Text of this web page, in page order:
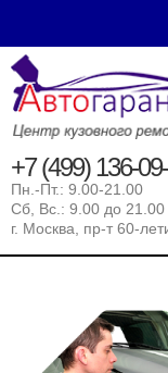
+7 (499) 136-
Пн.-Пт.: 9.00-21.00
Сб, Вс.: 9.00 до 21.00
г. Москва, пр-т 60-